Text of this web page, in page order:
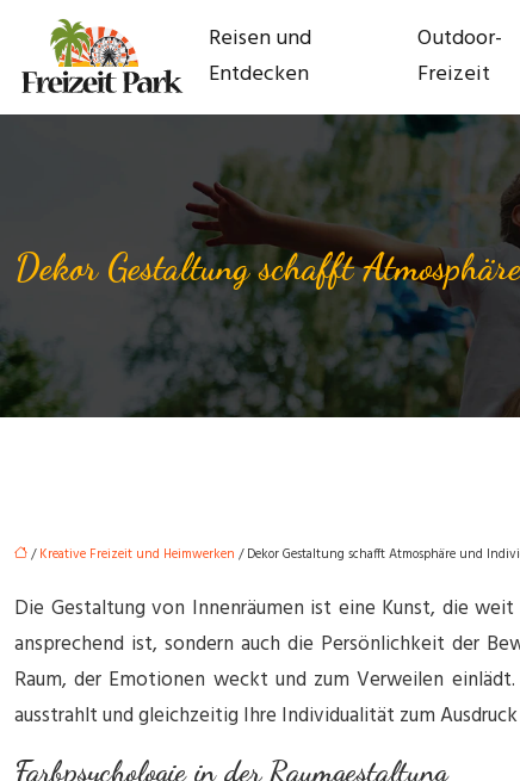
Reisen und
Entdecken
Outdoor-
Freizeit
Dekor Gestaltung schafft
/Kreative Freizeit und Heimwerken / Dekor Gestaltung schafft Atmosphäre und
Die Gestaltung von Innenräumen ist eine Kunst, die
ansprechend ist, sondern auch die Persönlichkeit der
Raum, der Emotionen weckt und zum Verweilen
ausstrahlt und gleichzeitig Ihre Individualität zum
Farbpsychologie in der Raumgestaltung